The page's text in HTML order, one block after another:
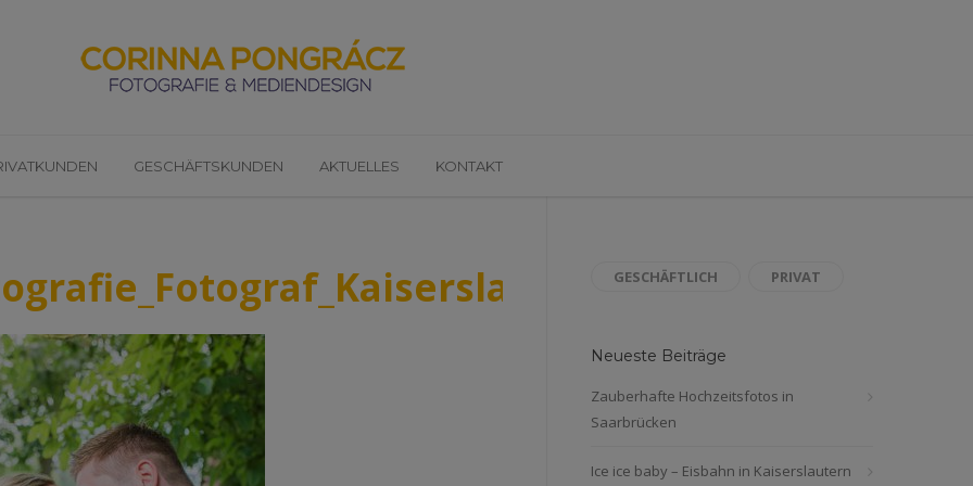
GESCHÄFTSKUNDEN AKTUELLES KONTAKT
GESCHÄFTLICH PRIVAT
Neueste Beiträge
Zauberhafte Hochzeitsfotos in
Saarbrücken
Ice ice baby – Eisbahn in Kaiserslautern